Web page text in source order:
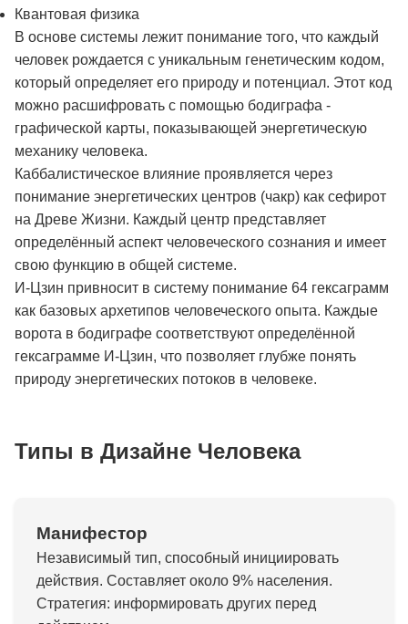
Квантовая физика
В основе системы лежит понимание того, что каждый
человек рождается с уникальным генетическим кодом,
который определяет его природу и потенциал. Этот код
можно расшифровать с помощью бодиграфа -
графической карты, показывающей энергетическую
механику человека.
Каббалистическое влияние проявляется через
понимание энергетических центров (чакр) как сефирот
на Древе Жизни. Каждый центр представляет
определённый аспект человеческого сознания и имеет
свою функцию в общей системе.
И-Цзин привносит в систему понимание 64 гексаграмм
как базовых архетипов человеческого опыта. Каждые
ворота в бодиграфе соответствуют определённой
гексаграмме И-Цзин, что позволяет глубже понять
природу энергетических потоков в человеке.
Типы в Дизайне Человека
Манифестор
Независимый тип, способный инициировать
действия. Составляет около 9% населения.
Стратегия: информировать других перед